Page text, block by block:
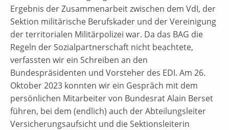
Ergebnis der Zusammenarbeit zwischen dem VdI, der
Sektion militärische Berufskader und der Vereinigung
der territorialen Militärpolizei war. Da das BAG die
Regeln der Sozialpartnerschaft nicht beachtete,
verfassten wir ein Schreiben an den
Bundespräsidenten und Vorsteher des EDI. Am 26.
Oktober 2023 konnten wir ein Gespräch mit dem
persönlichen Mitarbeiter von Bundesrat Alain Berset
führen, bei dem (endlich) auch der Abteilungsleiter
Versicherungsaufsicht und die Sektionsleiterin